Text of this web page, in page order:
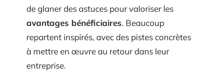
de glaner des astuces pour valoriser les
avantages bénéficiaires. Beaucoup
repartent inspirés, avec des pistes concrètes
à mettre en œuvre au retour dans leur
entreprise.